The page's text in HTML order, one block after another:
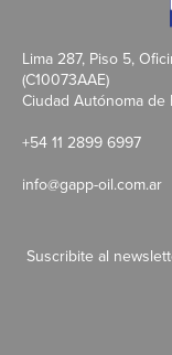
Lima 287, Piso 5,
(C10073AAE)
Ciudad Autónoma de
+54 11 2899 6997
info@gapp-oil.com.ar
Suscribite al